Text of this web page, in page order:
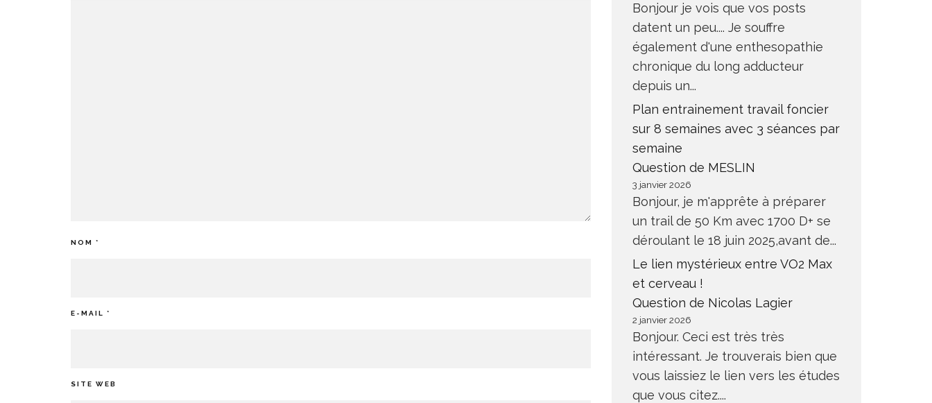
NOM *
E-MAIL *
SITE WEB
Bonjour je vois que vos posts
datent un peu.... Je souffre
également d'une enthesopathie
chronique du long adducteur
depuis un...
Plan entrainement travail foncier
sur 8 semaines avec 3 séances par
semaine
Question de MESLIN
3 janvier 2026
Bonjour, je m'apprête à préparer
un trail de 50 Km avec 1700 D+ se
déroulant le 18 juin 2025,avant de...
Le lien mystérieux entre VO2 Max
et cerveau !
Question de Nicolas Lagier
2 janvier 2026
Bonjour. Ceci est très très
intéressant. Je trouverais bien que
vous laissiez le lien vers les études
que vous citez....